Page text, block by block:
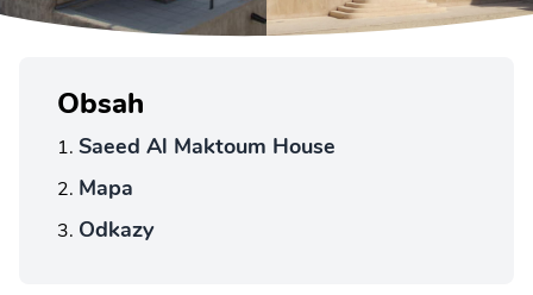
Obsah
Saeed Al Maktoum House
Mapa
Odkazy